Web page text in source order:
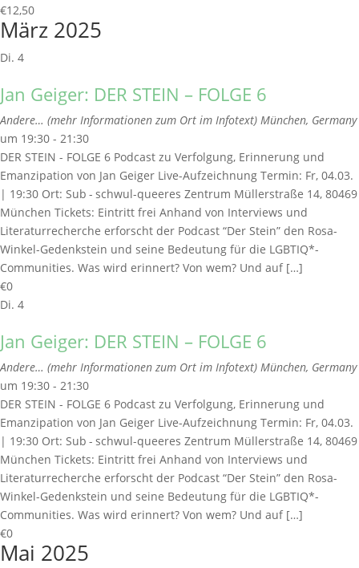
€12,50
März 2025
Di. 4
Jan Geiger: DER STEIN – FOLGE 6
Andere… (mehr Informationen zum Ort im Infotext) München, Germany
um 19:30 - 21:30
DER STEIN - FOLGE 6 Podcast zu Verfolgung, Erinnerung und
Emanzipation von Jan Geiger Live-Aufzeichnung Termin: Fr, 04.03.
| 19:30 Ort: Sub - schwul-queeres Zentrum Müllerstraße 14, 80469
München Tickets: Eintritt frei Anhand von Interviews und
Literaturrecherche erforscht der Podcast “Der Stein” den Rosa-
Winkel-Gedenkstein und seine Bedeutung für die LGBTIQ*-
Communities. Was wird erinnert? Von wem? Und auf […]
€0
Di. 4
Jan Geiger: DER STEIN – FOLGE 6
Andere… (mehr Informationen zum Ort im Infotext) München, Germany
um 19:30 - 21:30
DER STEIN - FOLGE 6 Podcast zu Verfolgung, Erinnerung und
Emanzipation von Jan Geiger Live-Aufzeichnung Termin: Fr, 04.03.
| 19:30 Ort: Sub - schwul-queeres Zentrum Müllerstraße 14, 80469
München Tickets: Eintritt frei Anhand von Interviews und
Literaturrecherche erforscht der Podcast “Der Stein” den Rosa-
Winkel-Gedenkstein und seine Bedeutung für die LGBTIQ*-
Communities. Was wird erinnert? Von wem? Und auf […]
€0
Mai 2025